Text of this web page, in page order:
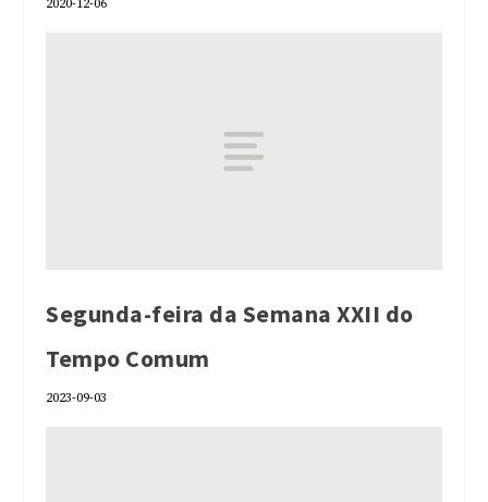
2020-12-06
Segunda-feira da Semana XXII do
Tempo Comum
2023-09-03